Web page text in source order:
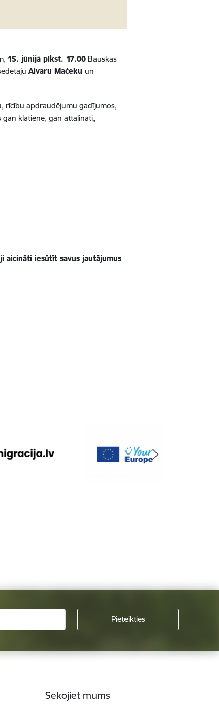
15. jūnijā plkst. 17.00 Bauskas
Aivaru Mačeku un
rīcību apdraudējumu gadījumos,
klātienē, gan attālināti,
aicināti iesūtīt savus jautājumus
Sekojiet mums